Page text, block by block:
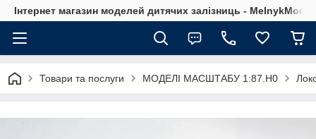
Інтернет магазин моделей дитячих залізниць -
Товари та послуги МОДЕЛІ МАСШТАБУ 1:87.H0